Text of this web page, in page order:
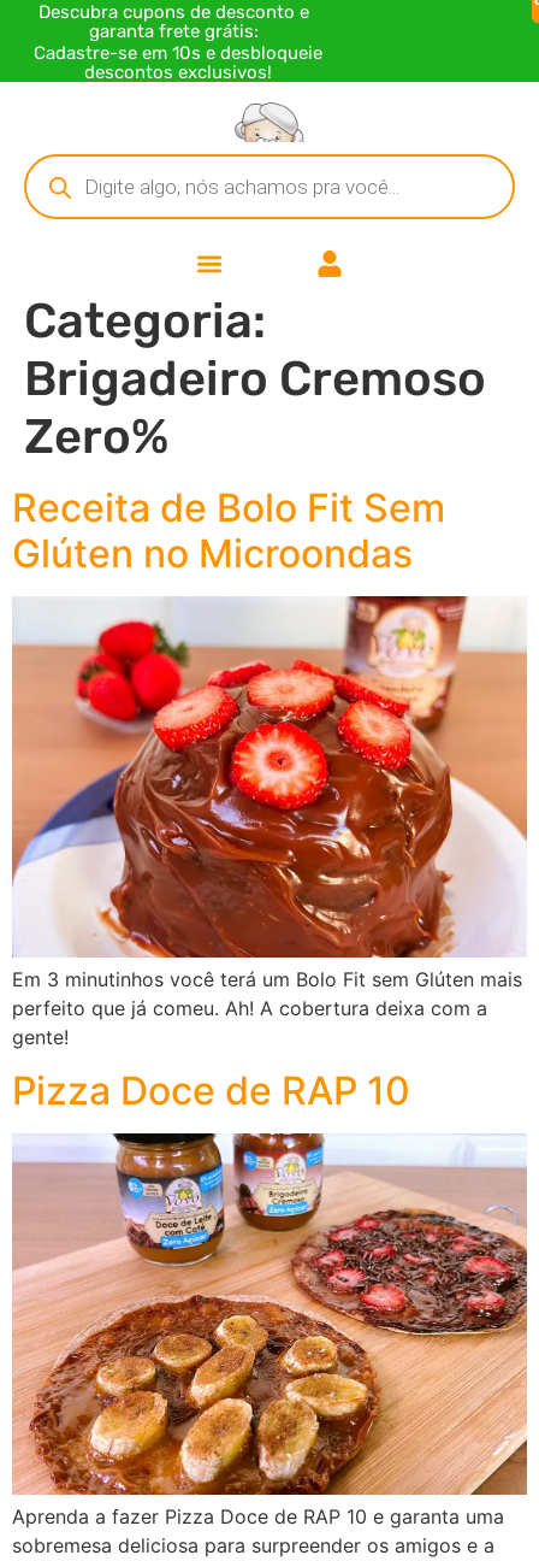
Descubra cupons de desconto e
garanta frete grátis:
Cadastre-se em 10s e desbloqueie
descontos exclusivos!
Categoria:
Brigadeiro Cremoso
Zero%
Receita de Bolo Fit Sem
Glúten no Microondas
Em 3 minutinhos você terá um Bolo Fit sem Glúten mais
perfeito que já comeu. Ah! A cobertura deixa com a
gente!
Pizza Doce de RAP 10
Aprenda a fazer Pizza Doce de RAP 10 e garanta uma
sobremesa deliciosa para surpreender os amigos e a